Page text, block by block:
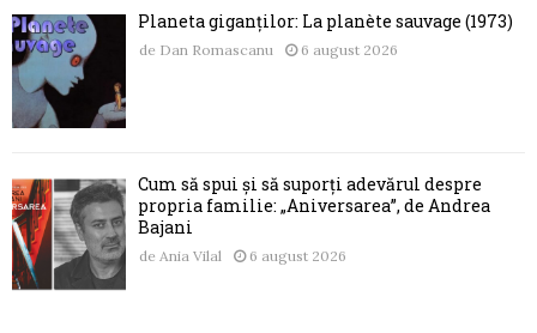
Planeta giganților: La planète sauvage (1973)
de Dan Romascanu 6 august 2026
Cum să spui și să suporți adevărul despre
propria familie: „Aniversarea”, de Andrea
Bajani
de Ania Vilal 6 august 2026